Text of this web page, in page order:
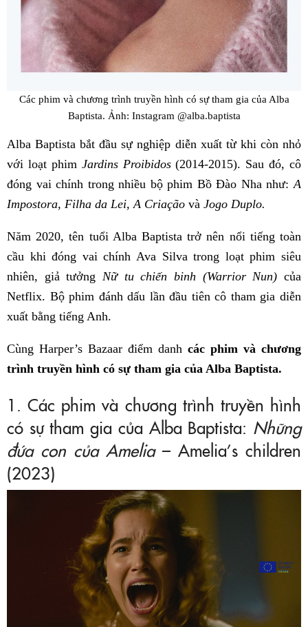
Các phim và chương trình truyền hình có sự tham gia của Alba
Baptista. Ảnh: Instagram @alba.baptista
Alba Baptista bắt đầu sự nghiệp diễn xuất từ khi còn nhỏ
với loạt phim Jardins Proibidos(2014-2015). Sau đó, cô
đóng vai chính trong nhiều bộ phim Bồ Đào Nha như: A
Impostora, Filha da Lei, A Criação và Jogo Duplo.
Năm 2020, tên tuổi Alba Baptista trở nên nổi tiếng toàn
cầu khi đóng vai chính Ava Silva trong loạt phim siêu
nhiên, giả tưởng Nữ tu chiến binh (Warrior Nun) của
Netflix. Bộ phim đánh dấu lần đầu tiên cô tham gia diễn
xuất bằng tiếng Anh.
Cùng Harper’s Bazaar điểm danh các phim và chương
trình truyền hình có sự tham gia của Alba Baptista.
1. Các phim và chương trình truyền hình
có sự tham gia của Alba Baptista: Những
đứa con của Amelia– Amelia’s children
(2023)